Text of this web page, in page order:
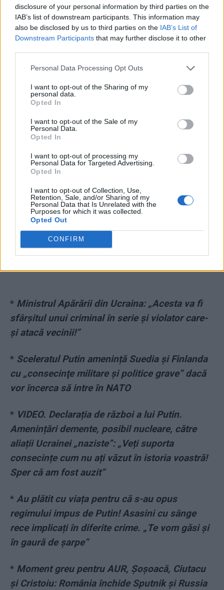
disclosure of your personal information by third parties on the
IAB’s list of downstream participants. This information may
also be disclosed by us to third parties on the IAB’s List of
Downstream Participants that may further disclose it to other
Personal Data Processing Opt Outs
I want to opt-out of the Sharing of my
personal data.
Opted In
I want to opt-out of the Sale of my
Personal Data.
Opted In
I want to opt-out of processing my
Personal Data for Targeted Advertising.
Opted In
I want to opt-out of Collection, Use,
Retention, Sale, and/or Sharing of my
Personal Data that Is Unrelated with the
Purposes for which it was collected.
Opted Out
CONFIRM
nouă pe oasele ocupantului!!!”
*Fiica oligarhului Abramovici și cea a
„trompetei” lui Putin își sfidează părinții și se
opun războiului! Sofia Abramovici: „Nu «Rusia
cu Ucraina»!” / Elizaveta Peskova: „Nu
războiului!”
ad
* Ministrul Apărării din Ucraina: „Acesta va fi
sfârșitul unui criminal în serie și violator care-
și atacă vecinii!”
* Sceleratul Putin amenință Suedia și Finlanda
cu „consecinţe militare și politice grave” dacă
vor încerca să intre în NATO
* VIDEO. Declarația de război a lui Putin.
Amenințări demente, posibil nucleare, către
aliații Ucrainei „naziste”: „Veți suporta
consecințe cum nu ați văzut în istoria voastră!
Sper că am fost auzit”
* Au plătit cu viața pentru că s-au opus
regimului impus de Putin! Asasini cu sânge
rece implicați în diferite crime. „Te vom găsi și
în gaură de șarpe”
* Moment greu pentru AUR, Șoșoacă, Ciutacu
și Cristoiu: România închide Sputnik și Russia